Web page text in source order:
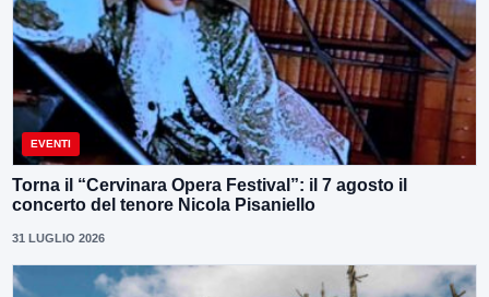
EVENTI
Torna il “Cervinara Opera Festival”: il 7 agosto il
concerto del tenore Nicola Pisaniello
31 LUGLIO 2026